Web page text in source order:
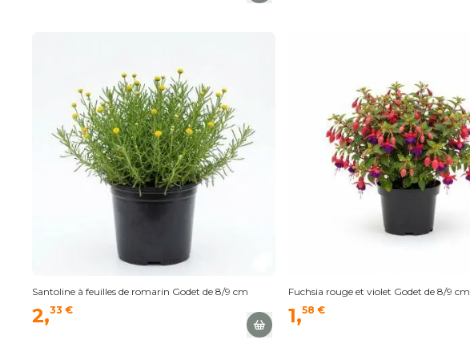
Santoline à feuilles de romarin Godet de 8/9 cm
2,33 €
Fuchsia rouge et violet Godet de 8/9 cm
1,58 €